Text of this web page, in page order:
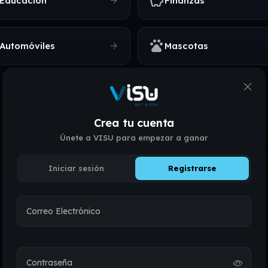
Automóviles arrow_forward pets Mascotas
SIMPLE POR DISEÑO
Crea tu cuenta
Únete a VISU para empezar a ganar
Iniciar sesión Registrarse
Correo Electrónico
Contraseña